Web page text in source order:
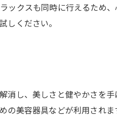
ックスも同時に行えるため
しください。
消し、美しさと健やかさを
の美容器具などが利用され